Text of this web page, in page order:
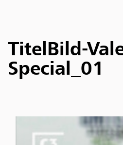
TitelBild-
Special_01